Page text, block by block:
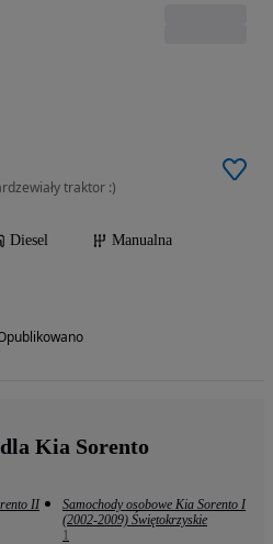
traktor :)
Diesel
Manualna
Kia Sorento
II
Samochody osobowe Kia Sorento I
(2002-2009) Świętokrzyskie
1